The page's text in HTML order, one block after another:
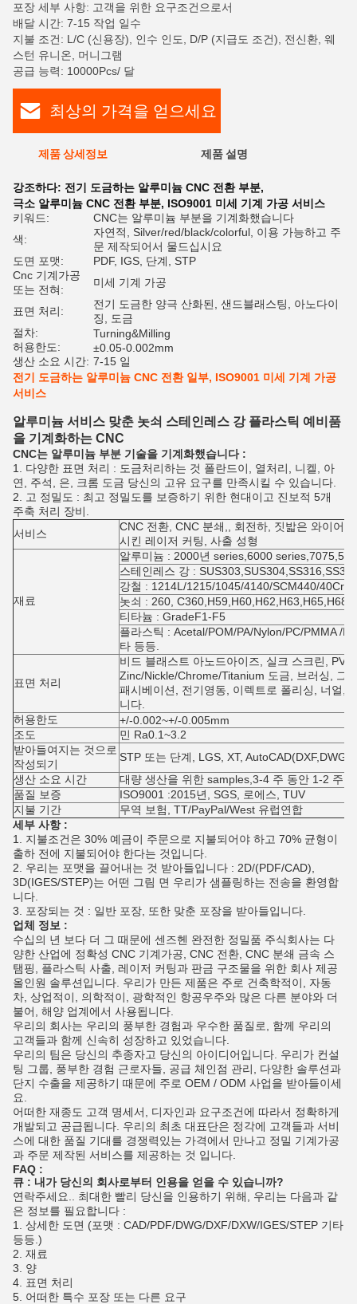
포장 세부 사항: 고객을 위한 요구조건으로서
배달 시간: 7-15 작업 일수
지불 조건: L/C (신용장), 인수 인도, D/P (지급도 조건), 전신환, 웨
스턴 유니온, 머니그램
공급 능력: 10000Pcs/ 달
최상의 가격을 얻으세요
제품 상세정보 제품 설명
강조하다: 전기 도금하는 알루미늄 CNC 전환 부분,
극소 알루미늄 CNC 전환 부분, ISO9001 미세 기계 가공 서비스
키워드:
CNC는 알루미늄 부분을 기계화했습니다
색:
자연적, Silver/red/black/colorful, 이용 가능하고 주
문 제작되어서 물드십시요
도면 포맷:
PDF, IGS, 단계, STP
Cnc 기계가공
또는 전혀:
미세 기계 가공
표면 처리:
전기 도금한 양극 산화된, 샌드블래스팅, 아노다이
징, 도금
절차:
Turning&Milling
허용한도:
±0.05-0.002mm
생산 소요 시간: 7-15 일
전기 도금하는 알루미늄 CNC 전환 일부, ISO9001 미세 기계 가공
서비스
알루미늄 서비스 맞춘 놋쇠 스테인레스 강 플라스틱 예비품
을 기계화하는 CNC
CNC는 알루미늄 부분 기술을 기계화했습니다 :
1. 다양한 표면 처리 : 도금처리하는 것 폴란드이, 열처리, 니켈, 아
연, 주석, 은, 크롬 도금 당신의 고유 요구를 만족시킬 수 있습니다.
2. 고 정밀도 : 최고 정밀도를 보증하기 위한 현대이고 진보적 5개
주축 처리 장비.
서비스
CNC 전환, CNC 분쇄,, 회전하, 짓밟은 와이어
시킨 레이저 커팅, 사출 성형
재료
알루미늄 : 2000년 series,6000
스테인레스 강 :
강철 : 1214L/1215/1045/4140/SCM440/
놋쇠 : 260,
티타늄 : GradeF1-F5
플라스틱 : Acetal/POM/PA/Nylon/PC/PMMA /
타 등등.
표면 처리
비드 블래스트 아노드아이즈, 실크 스크린, PVD
Zinc/Nickle/Chrome/Titanium 도금, 브러싱, 그
패시베이션, 전기영동, 이렉트로 폴리싱, 너얼,
니다.
허용한도
+/-0.002~+/-0.005mm
조도
민 Ra0.1~3.2
받아들여지는 것으로
작성되기
STP 또는 단계, LGS, XT,
생산 소요 시간
대량 생산을 위한 samples,3-4 주 동안 1-2 주
품질 보증
ISO9001 :2015년, SGS, 로에스, TUV
지불 기간
무역 보험, TT/PayPal/West 유럽연합
세부 사항 :
1. 지불조건은 30% 예금이 주문으로 지불되어야 하고 70% 균형이
출하 전에 지불되어야 한다는 것입니다.
2. 우리는 포맷을 끌어내는 것 받아들입니다 : 2D/(PDF/CAD),
3D(IGES/STEP)는 어떤 그림 면 우리가 샘플링하는 전송을 환영합
니다.
3. 포장되는 것 : 일반 포장, 또한 맞춘 포장을 받아들입니다.
업체 정보 :
수십의 년 보다 더 그 때문에 센즈헨 완전한 정밀품 주식회사는 다
양한 산업에 정확성 CNC 기계가공, CNC 전환, CNC 분쇄 금속 스
탬핑, 플라스틱 사출, 레이저 커팅과 판금 구조물을 위한 회사 제공
올인원 솔루션입니다. 우리가 만든 제품은 주로 건축학적이, 자동
차, 상업적이, 의학적이, 광학적인 항공우주와 많은 다른 분야와 더
불어, 해양 업계에서 사용됩니다.
우리의 회사는 우리의 풍부한 경험과 우수한 품질로, 함께 우리의
고객들과 함께 신속히 성장하고 있었습니다.
우리의 팀은 당신의 추종자고 당신의 아이디어입니다. 우리가 컨설
팅 그룹, 풍부한 경험 근로자들, 공급 체인점 관리, 다양한 솔루션과
단지 수출을 제공하기 때문에 주로 OEM / ODM 사업을 받아들이세
요.
어떠한 재종도 고객 명세서, 디자인과 요구조건에 따라서 정확하게
개발되고 공급됩니다. 우리의 최초 대표단은 정각에 고객들과 서비
스에 대한 품질 기대를 경쟁력있는 가격에서 만나고 정밀 기계가공
과 주문 제작된 서비스를 제공하는 것 입니다.
FAQ :
큐 : 내가 당신의 회사로부터 인용을 얻을 수 있습니까?
연락주세요.. 최대한 빨리 당신을 인용하기 위해, 우리는 다음과 같
은 정보를 필요합니다 :
1. 상세한 도면 (포맷 : CAD/PDF/DWG/DXF/DXW/IGES/STEP 기타
등등.)
2. 재료
3. 양
4. 표면 처리
5. 어떠한 특수 포장 또는 다른 요구